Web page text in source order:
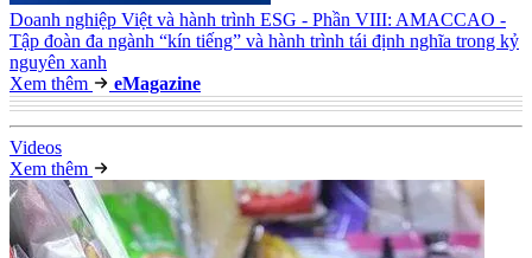
Doanh nghiệp Việt và hành trình ESG - Phần VIII: AMACCAO -
Tập đoàn đa ngành “kín tiếng” và hành trình tái định nghĩa trong kỷ
nguyên xanh
Xem thêm
eMagazine
Videos
Xem thêm